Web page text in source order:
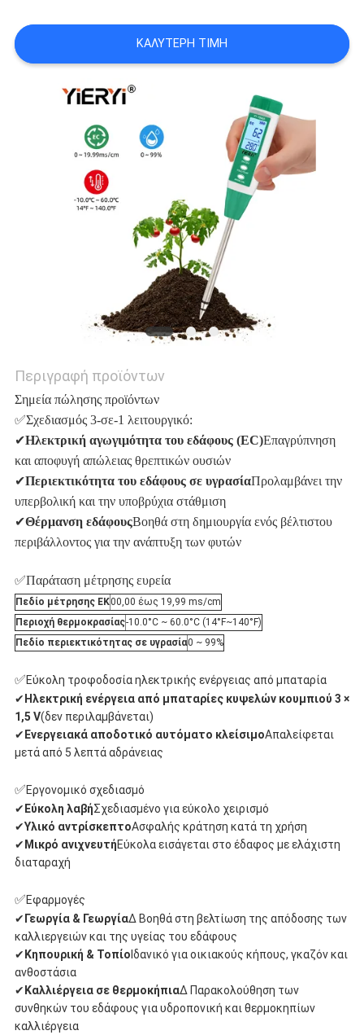
SITEMAP
PRIVACY
ΚΑΛΎΤΕΡΗ ΤΙΜΉ
Περιγραφή προϊόντων
Σημεία πώλησης προϊόντων
✅Σχεδιασμός 3-σε-1 λειτουργικό:
✔Ηλεκτρική αγωγιμότητα του εδάφους (EC)Επαγρύπνηση
και αποφυγή απώλειας θρεπτικών ουσιών
✔Περιεκτικότητα του εδάφους σε υγρασίαΠρολαμβάνει την
υπερβολική και την υποβρύχια στάθμιση
✔Θέρμανση εδάφουςΒοηθά στη δημιουργία ενός βέλτιστου
περιβάλλοντος για την ανάπτυξη των φυτών
✅Παράταση μέτρησης ευρεία
Πεδίο μέτρησης ΕΚ00,00 έως 19,99 ms/cm
Περιοχή θερμοκρασίας-10.0°C ~ 60.0°C (14°F~140°F)
Πεδίο περιεκτικότητας σε υγρασία0 ~ 99%
✅Εύκολη τροφοδοσία ηλεκτρικής ενέργειας από μπαταρία
✔ Ηλεκτρική ενέργεια από μπαταρίες κυψελών κουμπιού 3 ×
1,5 V(δεν περιλαμβάνεται)
✔ Ενεργειακά αποδοτικό αυτόματο κλείσιμοΑπαλείφεται
μετά από 5 λεπτά αδράνειας
✅Εργονομικό σχεδιασμό
✔ Εύκολη λαβήΣχεδιασμένο για εύκολο χειρισμό
✔Υλικό αντρίσκεπτοΑσφαλής κράτηση κατά τη χρήση
✔ Μικρό ανιχνευτήΕύκολα εισάγεται στο έδαφος με ελάχιστη
διαταραχή
✅Εφαρμογές
✔ Γεωργία & Γεωργία∆ Βοηθά στη βελτίωση της απόδοσης των
καλλιεργειών και της υγείας του εδάφους
✔ Κηπουρική & Τοπίο Ιδανικό για οικιακούς κήπους, γκαζόν και
ανθοστάσια
✔ Καλλιέργεια σε θερμοκήπια∆ Παρακολούθηση των
συνθηκών του εδάφους για υδροπονική και θερμοκηπίων
καλλιέργεια